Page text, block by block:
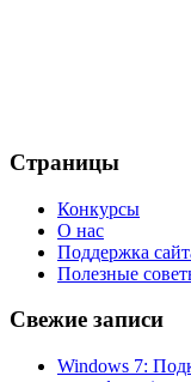
Страницы
Конкурсы
О нас
Поддержка
Полезные
Свежие записи
Windows 7: